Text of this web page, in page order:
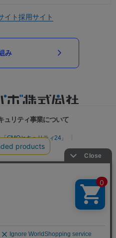
イト採用サイト
み
ュリティ事業について
GMOセキュリティ24」
診断